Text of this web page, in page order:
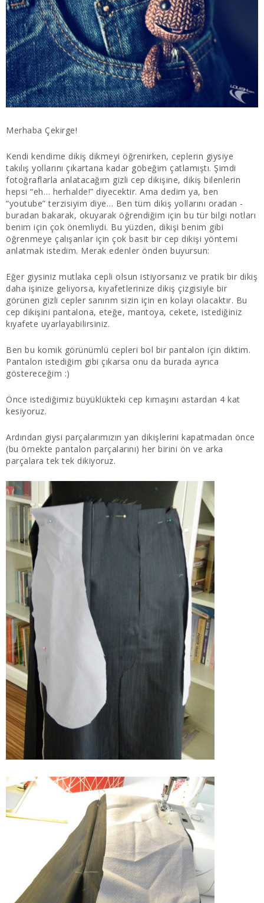
Merhaba Çekirge!
Kendi kendime dikiş dikmeyi öğrenirken, ceplerin giysiye
takılış yollarını çıkartana kadar göbeğim çatlamıştı. Şimdi
fotoğraflarla anlatacağım gizli cep dikişine, dikiş bilenlerin
hepsi “eh… herhalde!” diyecektir. Ama dedim ya, ben
“youtube” terzisiyim diye… Ben tüm dikiş yollarını oradan -
buradan bakarak, okuyarak öğrendiğim için bu tür bilgi notları
benim için çok önemliydi. Bu yüzden, dikişi benim gibi
öğrenmeye çalışanlar için çok basit bir cep dikişi yöntemi
anlatmak istedim. Merak edenler önden buyursun:
Eğer giysiniz mutlaka cepli olsun istiyorsanız ve pratik bir dikiş
daha işinize geliyorsa, kıyafetlerinize dikiş çizgisiyle bir
görünen gizli cepler sanırım sizin için en kolayı olacaktır. Bu
cep dikişini pantalona, eteğe, mantoya, cekete, istediğiniz
kıyafete uyarlayabilirsiniz.
Ben bu komik görünümlü cepleri bol bir pantalon için diktim.
Pantalon istediğim gibi çıkarsa onu da burada ayrıca
göstereceğim :)
Önce istediğimiz büyüklükteki cep kımaşını astardan 4 kat
kesiyoruz.
Ardından giysi parçalarımızın yan dikişlerini kapatmadan önce
(bu örnekte pantalon parçalarını) her birini ön ve arka
parçalara tek tek dikiyoruz.